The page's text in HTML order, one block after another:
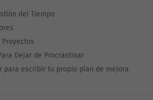
del Tiempo
Dejar de Procrastinar
para escribir tu propio plan de mejora